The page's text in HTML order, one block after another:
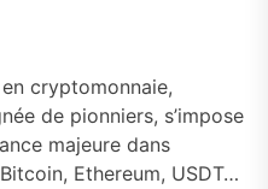
en cryptomonnaie,
de pionniers, s’impose
majeure dans
Ethereum, USDT…